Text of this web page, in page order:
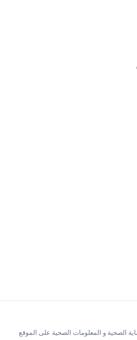
الصحية و المعلومات الصحية على الموقع